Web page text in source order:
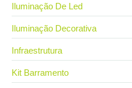
Iluminação De Led
Iluminação Decorativa
Infraestrutura
Kit Barramento